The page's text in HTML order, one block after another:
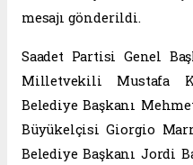
mesajı gönderildi.
Saadet Partisi Genel
Milletvekili Mustafa
Belediye Başkanı
Büyükelçisi Giorgio
Belediye Başkanı Jordi